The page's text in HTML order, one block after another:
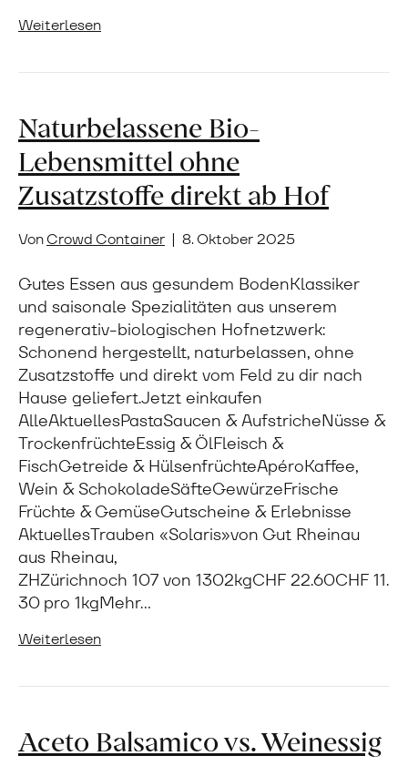
Weiterlesen
Naturbelassene Bio-
Lebensmittel ohne
Zusatzstoffe direkt ab Hof
VonCrowd Container | 8. Oktober 2025
Gutes Essen aus gesundem BodenKlassiker
und saisonale Spezialitäten aus unserem
regenerativ-biologischen Hofnetzwerk:
Schonend hergestellt, naturbelassen, ohne
Zusatzstoffe und direkt vom Feld zu dir nach
Hause geliefert.Jetzt einkaufen
AlleAktuellesPastaSaucen & AufstricheNüsse &
TrockenfrüchteEssig & ÖlFleisch &
FischGetreide & HülsenfrüchteApéroKaffee,
Wein & SchokoladeSäfteGewürzeFrische
Früchte & GemüseGutscheine & Erlebnisse
AktuellesTrauben «Solaris»von Gut Rheinau
aus Rheinau,
ZHZürichnoch 107 von 1302kgCHF 22.60CHF 11.
30 pro 1kgMehr…
Weiterlesen
Aceto Balsamico vs. Weinessig